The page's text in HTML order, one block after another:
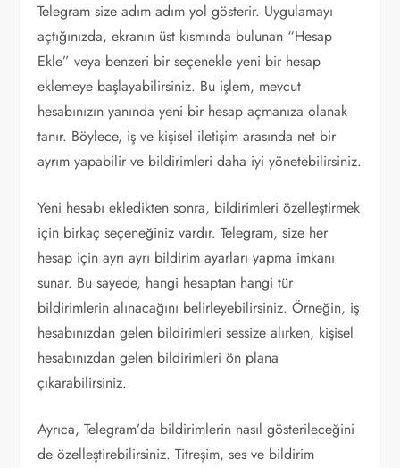
Telegram size adım adım yol gösterir. Uygulamayı
açtığınızda, ekranın üst kısmında bulunan “Hesap
Ekle” veya benzeri bir seçenekle yeni bir hesap
eklemeye başlayabilirsiniz. Bu işlem, mevcut
hesabınızın yanında yeni bir hesap açmanıza olanak
tanır. Böylece, iş ve kişisel iletişim arasında net bir
ayrım yapabilir ve bildirimleri daha iyi yönetebilirsiniz.
Yeni hesabı ekledikten sonra, bildirimleri özelleştirmek
için birkaç seçeneğiniz vardır. Telegram, size her
hesap için ayrı ayrı bildirim ayarları yapma imkanı
sunar. Bu sayede, hangi hesaptan hangi tür
bildirimlerin alınacağını belirleyebilirsiniz. Örneğin, iş
hesabınızdan gelen bildirimleri sessize alırken, kişisel
hesabınızdan gelen bildirimleri ön plana
çıkarabilirsiniz.
Ayrıca, Telegram’da bildirimlerin nasıl gösterileceğini
de özelleştirebilirsiniz. Titreşim, ses ve bildirim